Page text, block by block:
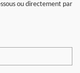
ou directement par